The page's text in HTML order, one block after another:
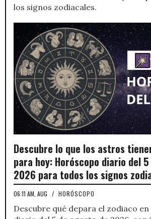
los signos zodiacales.
Descubre lo que los astros
para hoy: Horóscopo diario del
2026 para todos los signos
06:11 AM, AUG / HORÓSCOPO
Descubre qué depara el zodiaco